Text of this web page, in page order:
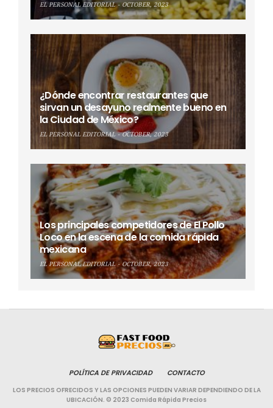
EL PERSONAL EDITORIAL OCTOBER, 2023
¿Dónde encontrar restaurantes que
sirvan un desayuno realmente bueno en
la Ciudad de México?
EL PERSONAL EDITORIAL OCTOBER, 2023
Los principales competidores de El Pollo
Loco en la escena de la comida rápida
mexicana
EL PERSONAL EDITORIAL OCTOBER, 2023
POLÍTICA DE PRIVACIDAD CONTACTO
LOS PRECIOS OFRECIDOS Y LAS OPCIONES PUEDEN VARIAR DEPENDIENDO DE LA
UBICACIÓN. © 2023 Comida Rápida Precios